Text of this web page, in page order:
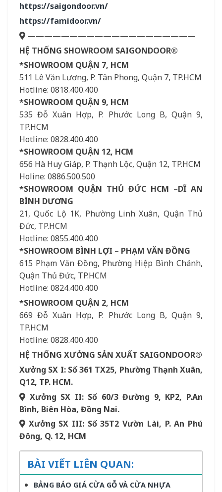
https://saigondoor.vn/
https://famidoor.vn/
————————————————————
HỆ THỐNG SHOWROOM SAIGONDOOR®
*SHOWROOM QUẬN 7, HCM
511 Lê Văn Lương, P. Tân Phong, Quận 7, TP.HCM
Hotline: 0818.400.400
*SHOWROOM QUẬN 9, HCM
535 Đỗ Xuân Hợp, P. Phước Long B, Quận 9,
TP.HCM
Hotline: 0828.400.400
*SHOWROOM QUẬN 12, HCM
656 Hà Huy Giáp, P. Thạnh Lộc, Quận 12, TP.HCM
Holine: 0886.500.500
*SHOWROOM QUẬN THỦ ĐỨC HCM –DĨ AN
BÌNH DƯƠNG
21, Quốc Lộ 1K, Phường Linh Xuân, Quận Thủ
Đức, TP.HCM
Hotline: 0855.400.400
*SHOWROOM BÌNH LỢI – PHẠM VĂN ĐỒNG
615 Phạm Văn Đồng, Phường Hiệp Bình Chánh,
Quận Thủ Đức, TP.HCM
Hotline: 0824.400.400
*SHOWROOM QUẬN 2, HCM
669 Đỗ Xuân Hợp, P. Phước Long B, Quận 9,
TP.HCM
Hotline: 0828.400.400
HỆ THỐNG XƯỞNG SẢN XUẤT SAIGONDOOR®
Xưởng SX I: Số 361 TX25, Phường Thạnh Xuân,
Q12, TP. HCM.
Xưởng SX II: Số 60/3 Đường 9, KP2, P.An
Bình, Biên Hòa, Đồng Nai.
Xưởng SX III: Số 35T2 Vườn Lài, P. An Phú
Đông, Q. 12, HCM
BÀI VIẾT LIÊN QUAN:
BẢNG BÁO GIÁ CỬA GỖ VÀ CỬA NHỰA